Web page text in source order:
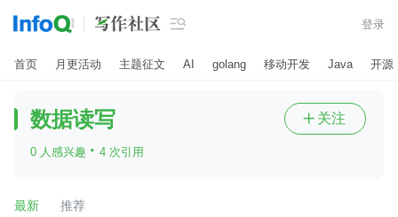
 登录
首页 月更活动 主题征文 AI golang 移动开发 Java 开源
数据读写
0 人感兴趣 · 4 次引用
 关注
最新 推荐